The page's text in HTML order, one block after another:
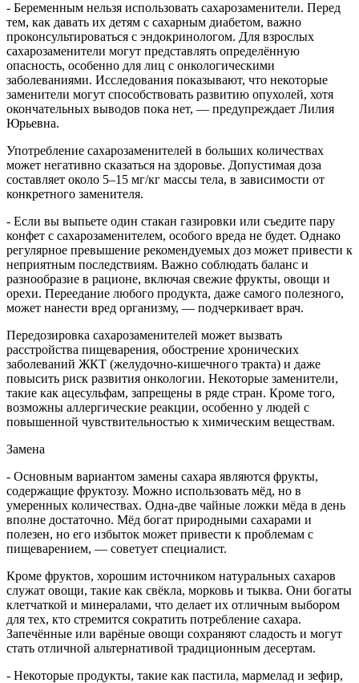
- Беременным нельзя использовать сахарозаменители. Перед
тем, как давать их детям с сахарным диабетом, важно
проконсультироваться с эндокринологом. Для взрослых
сахарозаменители могут представлять определённую
опасность, особенно для лиц с онкологическими
заболеваниями. Исследования показывают, что некоторые
заменители могут способствовать развитию опухолей, хотя
окончательных выводов пока нет, — предупреждает Лилия
Юрьевна.
Употребление сахарозаменителей в больших количествах
может негативно сказаться на здоровье. Допустимая доза
составляет около 5–15 мг/кг массы тела, в зависимости от
конкретного заменителя.
- Если вы выпьете один стакан газировки или съедите пару
конфет с сахарозаменителем, особого вреда не будет. Однако
регулярное превышение рекомендуемых доз может привести к
неприятным последствиям. Важно соблюдать баланс и
разнообразие в рационе, включая свежие фрукты, овощи и
орехи. Переедание любого продукта, даже самого полезного,
может нанести вред организму, — подчеркивает врач.
Передозировка сахарозаменителей может вызвать
расстройства пищеварения, обострение хронических
заболеваний ЖКТ (желудочно-кишечного тракта) и даже
повысить риск развития онкологии. Некоторые заменители,
такие как ацесульфам, запрещены в ряде стран. Кроме того,
возможны аллергические реакции, особенно у людей с
повышенной чувствительностью к химическим веществам.
Замена
- Основным вариантом замены сахара являются фрукты,
содержащие фруктозу. Можно использовать мёд, но в
умеренных количествах. Одна-две чайные ложки мёда в день
вполне достаточно. Мёд богат природными сахарами и
полезен, но его избыток может привести к проблемам с
пищеварением, — советует специалист.
Кроме фруктов, хорошим источником натуральных сахаров
служат овощи, такие как свёкла, морковь и тыква. Они богаты
клетчаткой и минералами, что делает их отличным выбором
для тех, кто стремится сократить потребление сахара.
Запечённые или варёные овощи сохраняют сладость и могут
стать отличной альтернативой традиционным десертам.
- Некоторые продукты, такие как пастила, мармелад и зефир,